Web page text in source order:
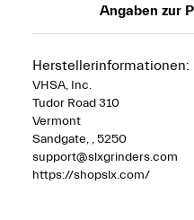
Angaben zur
Herstellerinformationen:
VHSA, Inc.
Tudor Road 310
Vermont
Sandgate, , 5250
support@slxgrinders.com
https://shopslx.com/